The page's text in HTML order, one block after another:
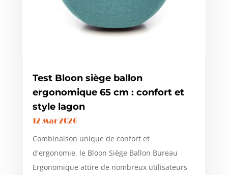
Test Bloon siège ballon
ergonomique 65 cm : confort et
style lagon
12 Mar 2026
Combinaison unique de confort et
d'ergonomie, le Bloon Siège Ballon Bureau
Ergonomique attire de nombreux utilisateurs